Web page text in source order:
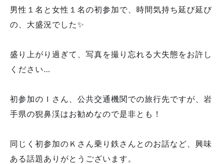
男性１名と女性１名の初参加で、時間気持ち延び延び
の、大盛況でした✨
盛り上がり過ぎて、写真を撮り忘れる大失態をお許し
ください…
初参加のＩさん、公共交通機関での旅行先ですが、岩
手県の猊鼻渓はお勧めなので是非とも！
同じく初参加のＫさん乗り鉄さんとのお話など、興味
ある話題ありがとうございます。